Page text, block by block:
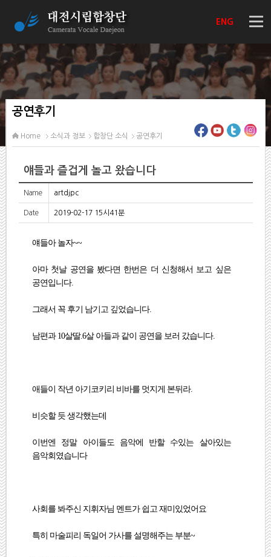
ENG
공연후기
Home 소식과 정보 합창단 소식 공연후기
얘들과 즐겁게 놀고 왔습니다
Name artdjpc
Date 2019-02-17 15시41분
얘들아 놀자~~
아마 첫날 공연을 봤다면 한번은 더 신청해서 보고 싶은
공연입니다.
그래서 꼭 후기 남기고 깊었습니다.
남편과 10살딸.6살 아들과 같이 공연을 보러 갔습니다.
애들이 작년 아기코키리 비바를 멋지게 본뒤라.
비슷할 듯 생각했는데
이번엔 정말 아이들도 음악에 반할 수있는 살아있는
음악회였습니다
사회를 봐주신 지휘자님 멘트가 쉽고 재미있었어요
특히 마술피리 독일어 가사를 설명해주는 부분~